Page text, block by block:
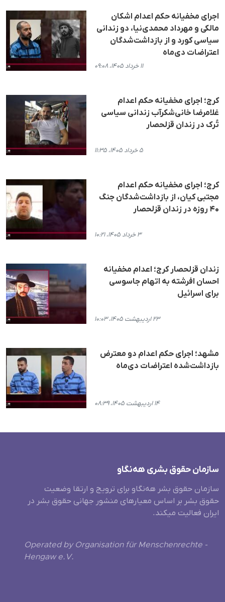
اجرای مخفیانه حکم اعدام اشکان
مالکی و مهرداد محمدی‌نیا، دو زندانی
سیاسی کورد و از بازداشت‌شدگان
اعتراضات دی‌ماه
۱۱ خرداد ۱۴۰۵، ۰۹:۰۸
کرج؛ اجرای مخفیانه حکم اعدام
غلامرضا خانی‌شکرآب زندانی سیاسی
تُرک در زندان قزلحصار
۵ خرداد ۱۴۰۵، ۱۱:۳۵
کرج؛ اجرای مخفیانه حکم اعدام
مجتبی کیان، از بازداشت‌شدگان جنگ
۴۰ روزه در زندان قزلحصار
۳ خرداد ۱۴۰۵، ۱۰:۲۱
زندان قزلحصار کرج؛ اعدام مخفیانه
احسان افرشته به اتهام جاسوسی
برای اسرائیل
۲۳ اردیبهشت ۱۴۰۵، ۱۰:۰۳
مشهد؛ اجرای حکم اعدام دو معترض
بازداشت‌شده اعتراضات دی‌ماه
۱۴ اردیبهشت ۱۴۰۵، ۰۸:۳۹
سازمان حقوق بشری هەنگاو
سازمان حقوق بشر هه‌نگاو برای ترویج و ارتقا وضعیت
حقوق بشر بر اساس معیارهای منشور جهانی حقوق بشر در
ایران فعالیت میکند.
Operated by Organisation für Menschenrechte -
Hengaw e.V.